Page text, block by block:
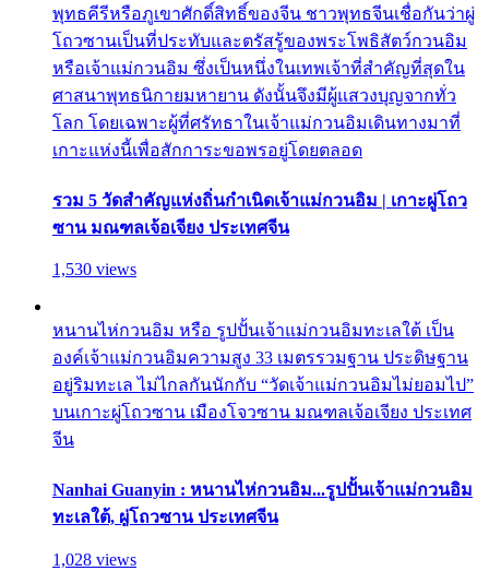
พุทธคีรีหรือภูเขาศักดิ์สิทธิ์ของจีน ชาวพุทธจีนเชื่อกันว่าผู่
โถวซานเป็นที่ประทับและตรัสรู้ของพระโพธิสัตว์กวนอิม
หรือเจ้าแม่กวนอิม ซึ่งเป็นหนึ่งในเทพเจ้าที่สำคัญที่สุดใน
ศาสนาพุทธนิกายมหายาน ดังนั้นจึงมีผู้แสวงบุญจากทั่ว
โลก โดยเฉพาะผู้ที่ศรัทธาในเจ้าแม่กวนอิมเดินทางมาที่
เกาะแห่งนี้เพื่อสักการะขอพรอยู่โดยตลอด
รวม 5 วัดสำคัญแห่งถิ่นกำเนิดเจ้าแม่กวนอิม | เกาะผู่โถว
ซาน มณฑลเจ้อเจียง ประเทศจีน
1,530 views
หนานไห่กวนอิม หรือ รูปปั้นเจ้าแม่กวนอิมทะเลใต้ เป็น
องค์เจ้าแม่กวนอิมความสูง 33 เมตรรวมฐาน ประดิษฐาน
อยู่ริมทะเล ไม่ไกลกันนักกับ “วัดเจ้าแม่กวนอิมไม่ยอมไป”
บนเกาะผู่โถวซาน เมืองโจวซาน มณฑลเจ้อเจียง ประเทศ
จีน
Nanhai Guanyin : หนานไห่กวนอิม...รูปปั้นเจ้าแม่กวนอิม
ทะเลใต้, ผู่โถวซาน ประเทศจีน
1,028 views